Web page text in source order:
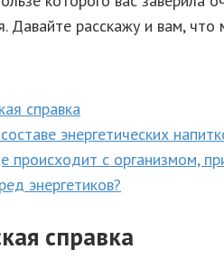
Давайте расскажу и вам, что
справка
энергетических
происходит с организмом,
энергетиков?
справка